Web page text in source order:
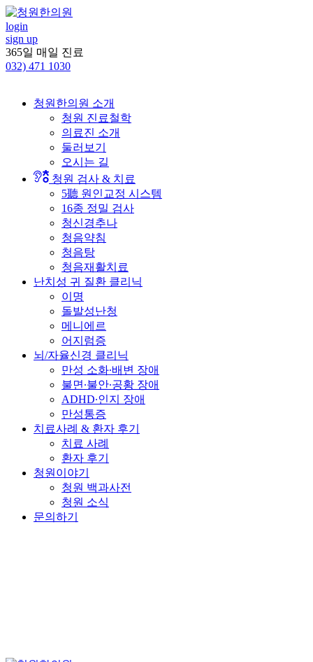
콘
텐
츠
로
건
login
sign up
365일 매일 진료
032) 471 1030
청원한의원 소개
청원 진료철학
의료진 소개
둘러보기
오시는 길
청원 검사 & 치료
5聽 원인교정 시스템
16종 정밀 검사
청신경추나
청음약침
청음탕
청음재활치료
난치성 귀 질환 클리닉
이명
돌발성난청
메니에르
어지럼증
뇌/자율신경 클리닉
만성 소화∙배변 장애
불면∙불안∙공황 장애
ADHD∙인지 장애
만성통증
치료사례 & 환자 후기
치료 사례
환자 후기
청원이야기
청원 백과사전
청원 소식
문의하기